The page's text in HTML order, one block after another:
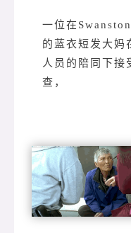
一位在
的蓝衣短发大妈
人员的陪同下接
查，